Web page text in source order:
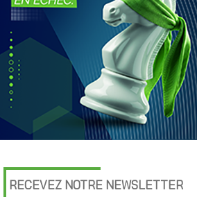
RECEVEZ NOTRE NEWSLETTER